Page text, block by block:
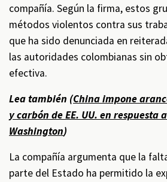
compañía. Según la firma, estos
métodos violentos contra sus
que ha sido denunciada en
las autoridades colombianas sin
efectiva.
Lea también (China impone
y carbón de EE. UU. en respuesta
Washington)
La compañía argumenta que la
parte del Estado ha permitido la